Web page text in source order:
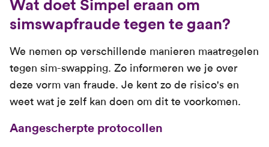
Wat doet Simpel eraan om
simswapfraude tegen te gaan?
We nemen op verschillende manieren maatregelen
tegen sim-swapping. Zo informeren we je over
deze vorm van fraude. Je kent zo de risico's en
weet wat je zelf kan doen om dit te voorkomen.
Aangescherpte protocollen